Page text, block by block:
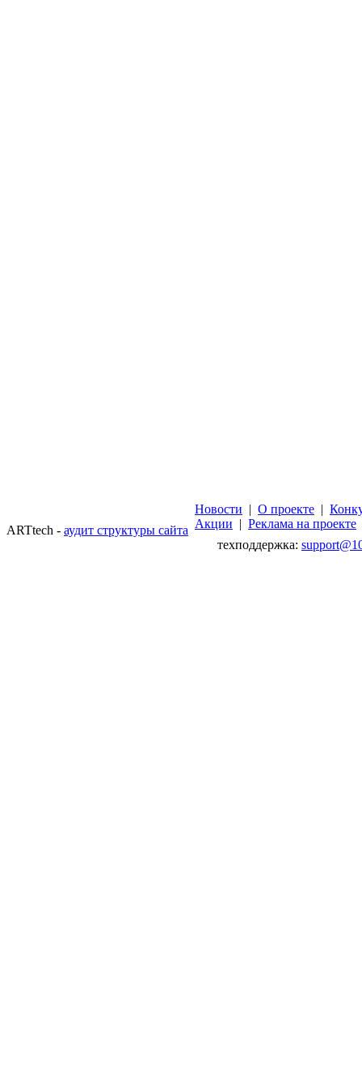
ARTtech - аудит структуры сайта
Новости | О проекте |
Акции | Реклама на проекте
техподдержка: